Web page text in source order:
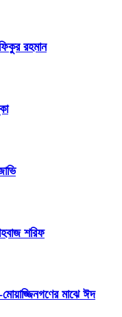
রহমান
শরিফ
মাঝে ঈদ